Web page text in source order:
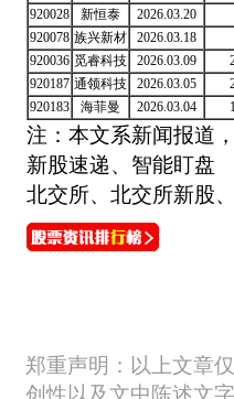
920028
新恒泰 2026.03.20
920078 族兴新材 2026.03.18
920036 觅睿科技 2026.03.09
920187 通领科技 2026.03.05
920183
海菲曼 2026.03.04
注：本文系新闻报道
新股速递、智能盯盘
北交所、北交所新股